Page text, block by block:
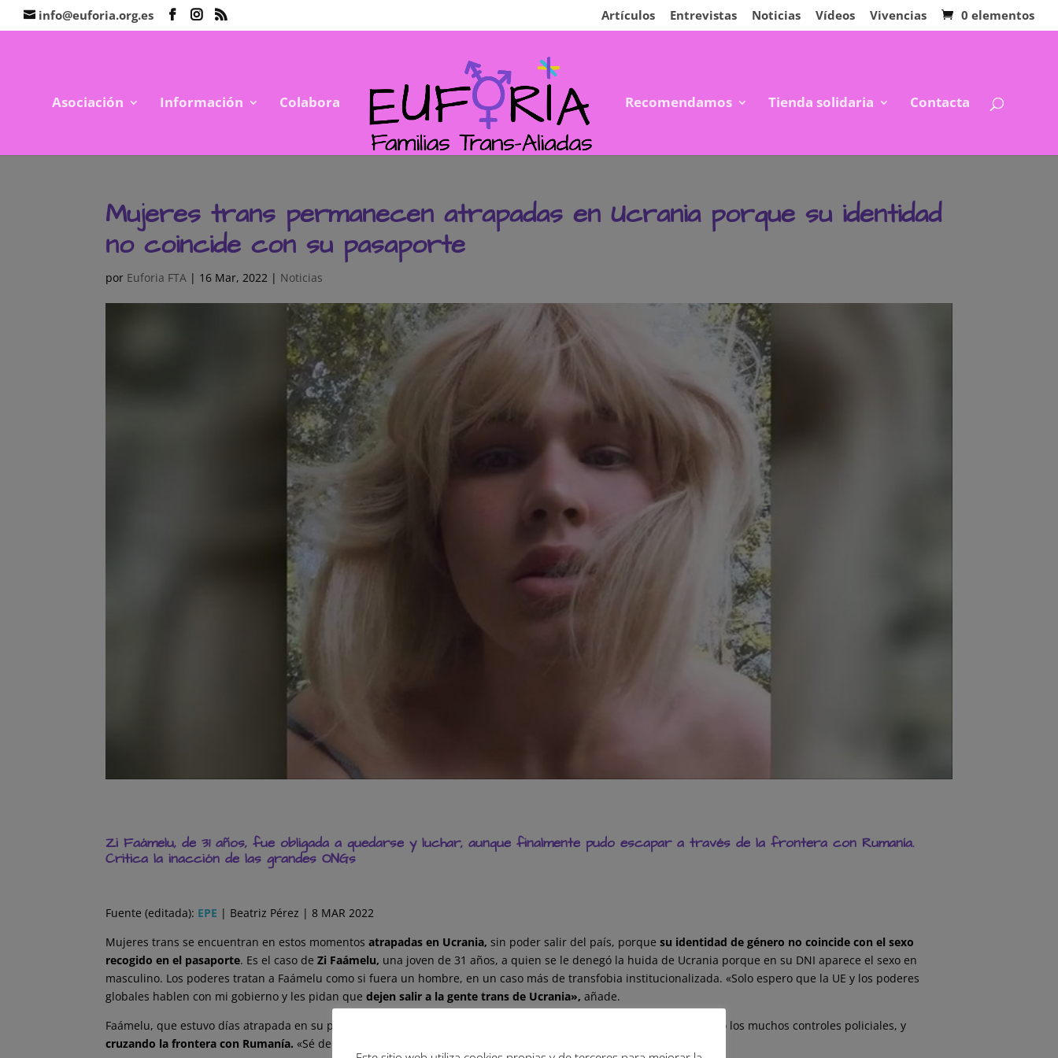
info@euforia.org.es Artículos Entrevistas Noticias Vídeos Vivencias 0 elementos
Asociación Información Colabora Recomendamos Tienda solidaria Contacta
Mujeres trans permanecen atrapadas en Ucrania porque su identidad
no coincide con su pasaporte
por Euforia FTA | 16 Mar, 2022 | Noticias
Zi Faámelu, de 31 años, fue obligada a quedarse y luchar, aunque finalmente pudo escapar a través de la frontera con Rumanía.
Critica la inacción de las grandes ONGs
Fuente (editada): EPE | Beatriz Pérez | 8 MAR 2022
Mujeres trans se encuentran en estos momentosatrapadas en Ucrania,sin poder salir del país, porquesu identidad de género no coincide con el sexo
recogido en el pasaporte. Es el caso deZi Faámelu, una joven de 31 años, a quien se le denegó la huida de Ucrania porque en su DNI aparece el sexo en
masculino. Los poderes tratan a Faámelu como si fuera un hombre, en un caso más de transfobia institucionalizada. «Solo espero que la UE y los poderes
globales hablen con mi gobierno y les pidan quedejen salir a la gente trans de Ucrania», añade.
Faámelu, que estuvo días atrapada en su país, logró finalmente salir en coche conducido por una amistad, sorteando los muchos controles policiales, y
cruzando la frontera con Rumanía. «Sé de personas que han salido a través del bosque», cuenta.